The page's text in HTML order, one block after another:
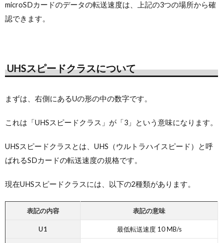
microSDカードのデータの転送速度は、上記の3つの場所から確
認できます。
UHSスピードクラスについて
まずは、右側にあるUの形の中の数字です。
これは「UHSスピードクラス」が「3」という意味になります。
UHSスピードクラスとは、UHS（ウルトラハイスピード）と呼
ばれるSDカードの転送速度の規格です。
現在UHSスピードクラスには、以下の2種類があります。
表記の内容 表記の意味
U1 最低転送速度 10 MB/s